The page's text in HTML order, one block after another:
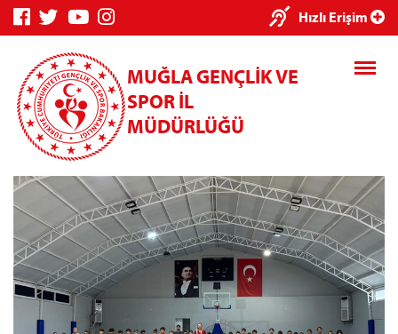
Hızlı Erişim
MUĞLA GENÇLİK VE
SPOR İL
MÜDÜRLÜĞÜ
×
Genç Bilgi
Sistemi
Spor Bilgi
Sistemi
Kredi/Yurt
İşlemleri